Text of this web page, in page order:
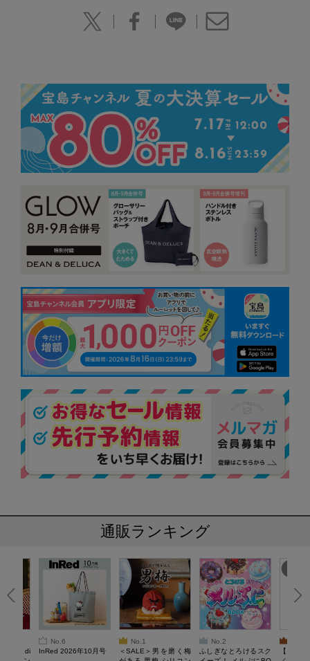
通販ランキング
di
No.6
InRed 2026年10月号
No.1
＜SALE＞男を磨く梅
No.2
ふしぎなとろけるスク
【